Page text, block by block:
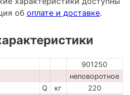
об оплате и доставке.
901250
неповоротное
Q кг
220